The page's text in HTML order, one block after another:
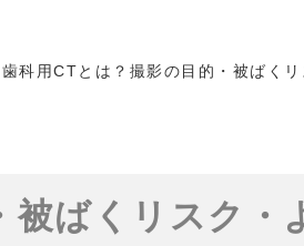
歯科用CTとは？撮影の目的・被ばく
被ばくリスク・